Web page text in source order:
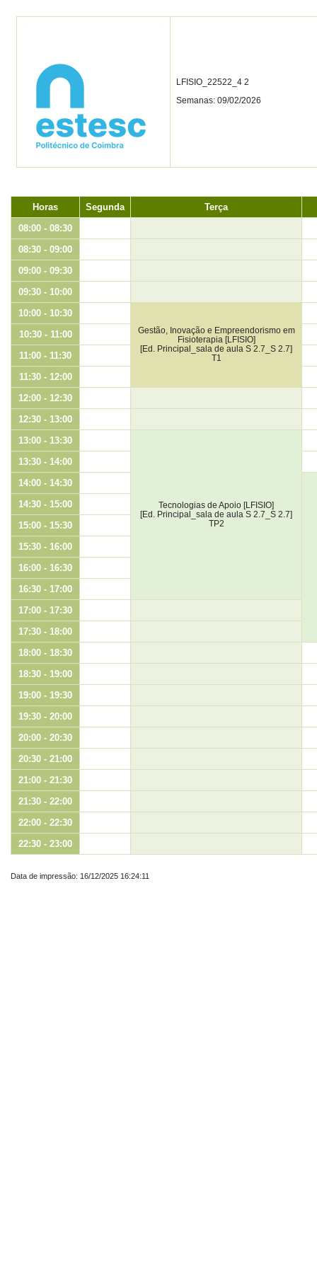
LFISIO_22522_4 2
Semanas: 09/02/2026
Horas Segunda
Terça
08:00 - 08:30
08:30 - 09:00
09:00 - 09:30
09:30 - 10:00
10:00 - 10:30
Gestão, Inovação e Empreendorismo em
Fisioterapia [LFISIO]
[Ed. Principal_sala de aula S 2.7_S 2.7]
T1
10:30 - 11:00
11:00 - 11:30
11:30 - 12:00
12:00 - 12:30
12:30 - 13:00
13:00 - 13:30
Tecnologias de Apoio [LFISIO]
[Ed. Principal_sala de aula S 2.7_S 2.7]
TP2
13:30 - 14:00
14:00 - 14:30
14:30 - 15:00
15:00 - 15:30
15:30 - 16:00
16:00 - 16:30
16:30 - 17:00
17:00 - 17:30
17:30 - 18:00
18:00 - 18:30
18:30 - 19:00
19:00 - 19:30
19:30 - 20:00
20:00 - 20:30
20:30 - 21:00
21:00 - 21:30
21:30 - 22:00
22:00 - 22:30
22:30 - 23:00
Data de impressão: 16/12/2025 16:24:11